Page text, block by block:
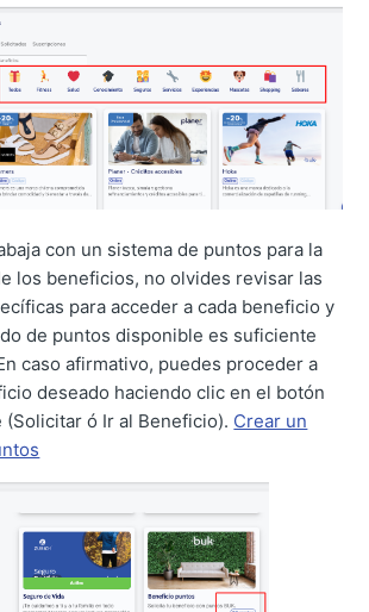
con un sistema de puntos para la
los beneficios, no olvides revisar las
para acceder a cada beneficio y
de puntos disponible es suficiente
caso afirmativo, puedes proceder a
deseado haciendo clic en el botón
ó Ir al Beneficio). Crear un